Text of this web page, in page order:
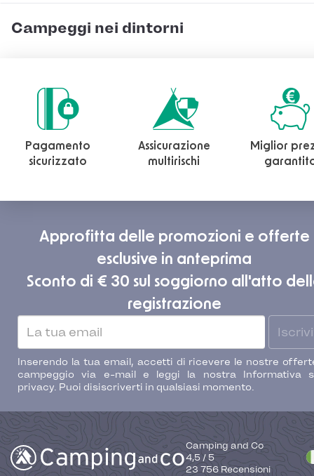
Campeggi nei dintorni
Pagamento
sicurizzato
Assicurazione
multirischi
Miglior
Approfitta delle promozioni e offerte
esclusive in anteprima
Sconto di € 30 sul soggiorno all'atto
registrazione
Inserendo la tua email, accetti di ricevere le nostre
campeggio via e-mail e leggi la nostra Informativa
privacy. Puoi disiscriverti in qualsiasi momento.
Camping and Co
4,5 / 5
23 756 Recensioni